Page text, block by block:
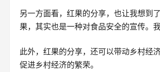
另一方面看，红果的分享，也让我想到
果，其实也是一种对食品安全的宣传。
此外，红果的分享，还可以带动乡村经
促进乡村经济的繁荣。